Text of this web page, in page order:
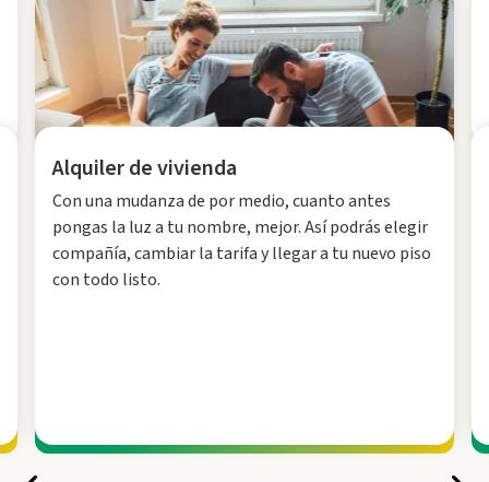
Alquiler de vivienda
Con una mudanza de por medio, cuanto antes
pongas la luz a tu nombre, mejor. Así podrás elegir
compañía, cambiar la tarifa y llegar a tu nuevo piso
con todo listo.